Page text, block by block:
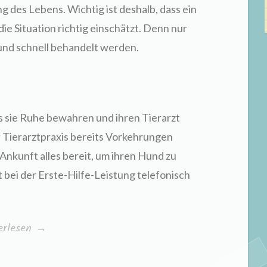
Lebens. Wichtig ist deshalb, dass ein
Situation richtig einschätzt. Denn nur
schnell behandelt werden.
Ruhe bewahren und ihren Tierarzt
bereits Vorkehrungen
alles bereit, um ihren Hund zu
bei der Erste-Hilfe-Leistung telefonisch
→